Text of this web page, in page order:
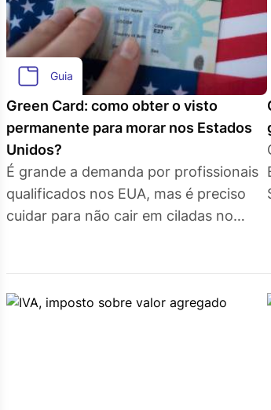
Guia
Green Card: como obter o visto
permanente para morar nos Estados
Unidos?
É grande a demanda por profissionais
qualificados nos EUA, mas é preciso
cuidar para não cair em ciladas no